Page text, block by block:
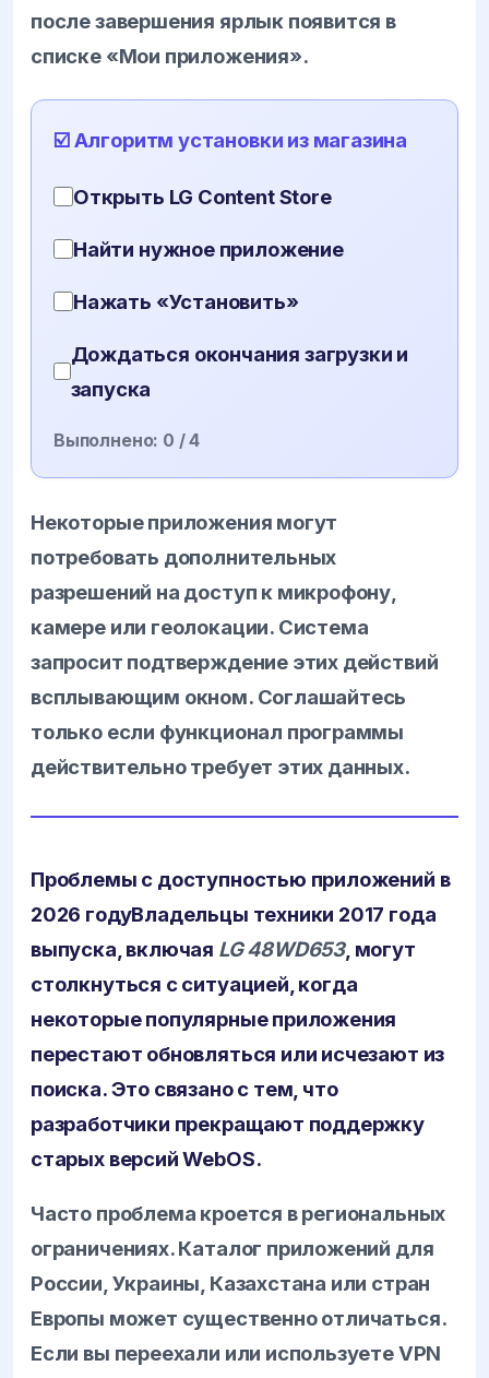
после завершения ярлык появится в
списке «Мои приложения».
☑️ Алгоритм установки из магазина
Открыть LG Content Store
Найти нужное приложение
Нажать «Установить»
Дождаться окончания загрузки и
запуска
Выполнено: 0 / 4
Некоторые приложения могут
потребовать дополнительных
разрешений на доступ к микрофону,
камере или геолокации. Система
запросит подтверждение этих действий
всплывающим окном. Соглашайтесь
только если функционал программы
действительно требует этих данных.
Проблемы с доступностью приложений в
2026 годуВладельцы техники 2017 года
выпуска, включая LG 48WD653, могут
столкнуться с ситуацией, когда
некоторые популярные приложения
перестают обновляться или исчезают из
поиска. Это связано с тем, что
разработчики прекращают поддержку
старых версийWebOS.
Часто проблема кроется в региональных
ограничениях. Каталог приложений для
России, Украины, Казахстана или стран
Европы может существенно отличаться.
Если вы переехали или используете VPN